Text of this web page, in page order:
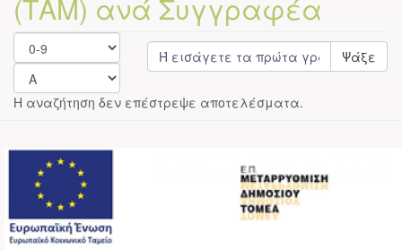
(ΤΑΜ) ανά Συγγραφέα
Ψάξε
Η αναζήτηση δεν επέστρεψε αποτελέσματα.